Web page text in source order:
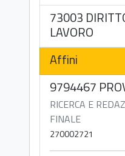
73003
LAVORO
Affini
9794467
RICERCA E
FINALE
270002721